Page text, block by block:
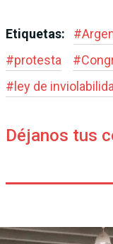
Etiquetas: #
#protesta #
# ley de
Déjanos tus